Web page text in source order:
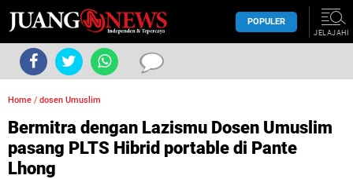
POPULER
JELAJAHI
Home / dosen Umuslim
Bermitra dengan Lazismu Dosen Umuslim
pasang PLTS Hibrid portable di Pante
Lhong